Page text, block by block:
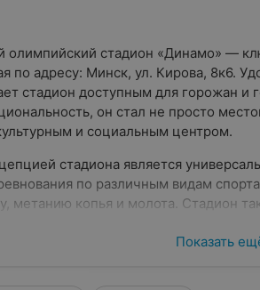
олимпийский стадион «Динамо» —
по адресу: Минск, ул. Кирова, 8к6.
стадион доступным для горожан
он стал не просто
и социальным центром.
стадиона является
по различным видам
метанию копья и молота. Стадион
Показать